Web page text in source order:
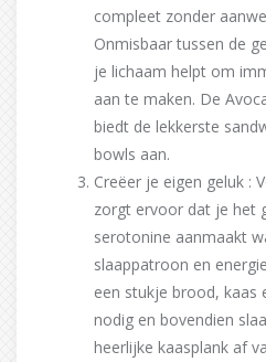
compleet zonder
Onmisbaar tussen de
je lichaam helpt om
aan te maken. De
biedt de lekkerste
bowls aan.
Creëer je eigen geluk :
zorgt ervoor dat je het
serotonine aanmaakt
slaappatroon en
een stukje brood, kaas
nodig en bovendien
heerlijke kaasplank af